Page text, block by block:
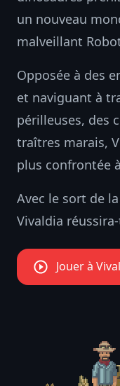
un nouveau
malveillant
Opposée à des
et naviguant à
périlleuses, des
traîtres marais,
plus confrontée
Avec le sort de
Vivaldia
Jouer à